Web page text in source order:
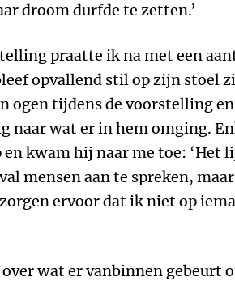
droom durfde te zetten.’
praatte ik na met een
opvallend stil op zijn stoel
ogen tijdens de voorstelling
naar wat er in hem omging.
kwam hij naar me toe: ‘Het
mensen aan te spreken,
ervoor dat ik niet op
over wat er vanbinnen gebeurt